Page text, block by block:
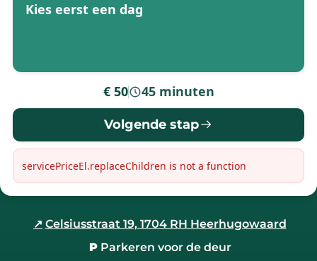
Kies eerst een dag
€ 50- 45 minuten
Volgende stap
servicePriceEl.replaceChildren is not a function
↗ Celsiusstraat 19, 1704 RH Heerhugowaard
P Parkeren voor de deur